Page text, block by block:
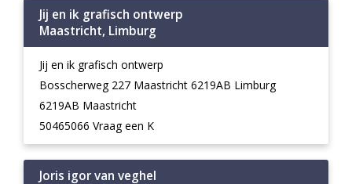
Jij en ik grafisch ontwerp
Maastricht, Limburg
Jij en ik grafisch ontwerp
Bosscherweg 227 Maastricht 6219AB Limburg
6219AB Maastricht
50465066 Vraag een K
Joris igor van veghel